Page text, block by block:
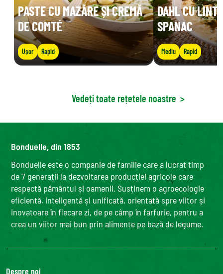
PASTE CU MAZĂRE ȘI CREMĂ
DE COMTÉ
Ușor Rapid
DAHL CU
SPANAC
Mediu Rapid
Vedeți toate rețetele noastre >
Bonduelle, din 1853
Bonduelle este o companie de familie care a lucrat timp
de 7 generații la dezvoltarea producției agricole care
respectă pământul și oamenii. Susținem o agroecologie
eficientă, inteligentă și unificată, orientată spre viitor și
inovatoare în fiecare zi, de pe câmp în farfurie, pentru a
crea un viitor mai bun prin alimente pe bază de legume.
Despre noi